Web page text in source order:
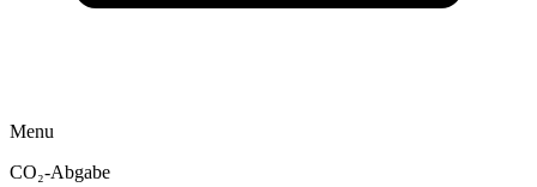
Menu
CO₂-Abgabe